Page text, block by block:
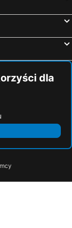
hotels
dla